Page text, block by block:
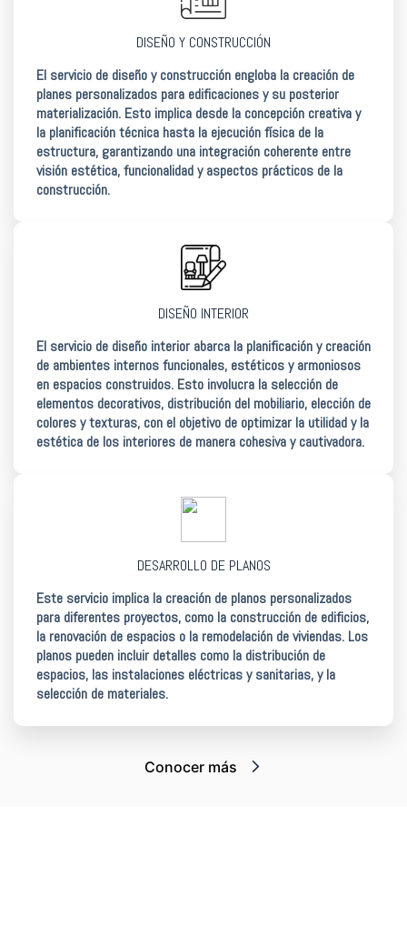
DISEÑO Y CONSTRUCCIÓN
El servicio de diseño y construcción engloba la creación de
planes personalizados para edificaciones y su posterior
materialización. Esto implica desde la concepción creativa y
la planificación técnica hasta la ejecución física de la
estructura, garantizando una integración coherente entre
visión estética, funcionalidad y aspectos prácticos de la
construcción.
DISEÑO INTERIOR
El servicio de diseño interior abarca la planificación y creación
de ambientes internos funcionales, estéticos y armoniosos
en espacios construidos. Esto involucra la selección de
elementos decorativos, distribución del mobiliario, elección de
colores y texturas, con el objetivo de optimizar la utilidad y la
estética de los interiores de manera cohesiva y cautivadora.
DESARROLLO DE PLANOS
Este servicio implica la creación de planos personalizados
para diferentes proyectos, como la construcción de edificios,
la renovación de espacios o la remodelación de viviendas. Los
planos pueden incluir detalles como la distribución de
espacios, las instalaciones eléctricas y sanitarias, y la
selección de materiales.
Conocer más